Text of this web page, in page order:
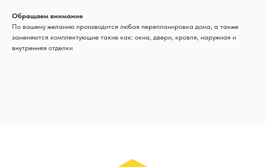
Обращаем внимание
По вашему желанию производится любая перепланировка дома, а также
заменяются комплектующие такие как: окна, двери, кровля, наружная и
внутренняя отделки